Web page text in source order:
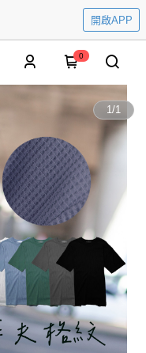
開啟APP
0
1/1